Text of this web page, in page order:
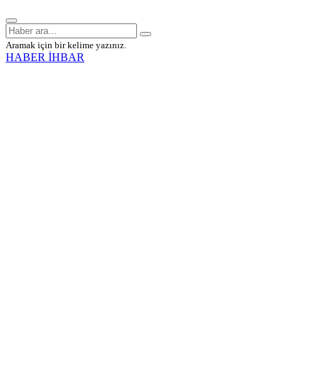
Aramak için bir kelime yazınız.
HABER İHBAR